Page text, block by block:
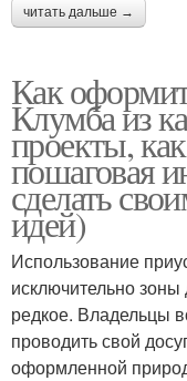
читать дальше →
Как
Клумба из
проекты,
пошаговая
сделать
идей)
Использование
исключительно
редкое. Владельцы
проводить свой
оформленной